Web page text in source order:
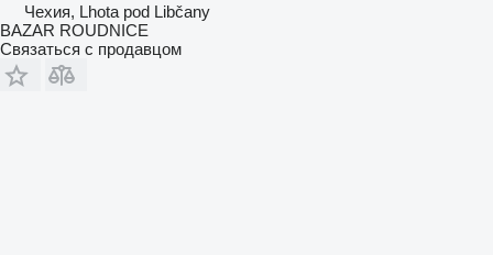
Чехия, Lhota pod Libčany
BAZAR ROUDNICE
Связаться с продавцом